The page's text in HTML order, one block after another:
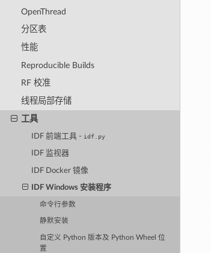
OpenThread
分区表
性能
Reproducible Builds
RF 校准
线程局部存储
工具
IDF 前端工具 - idf.py
IDF 监视器
IDF Docker 镜像
IDF Windows 安装程序
命令行参数
静默安装
自定义 Python 版本及 Python Wheel 位
置